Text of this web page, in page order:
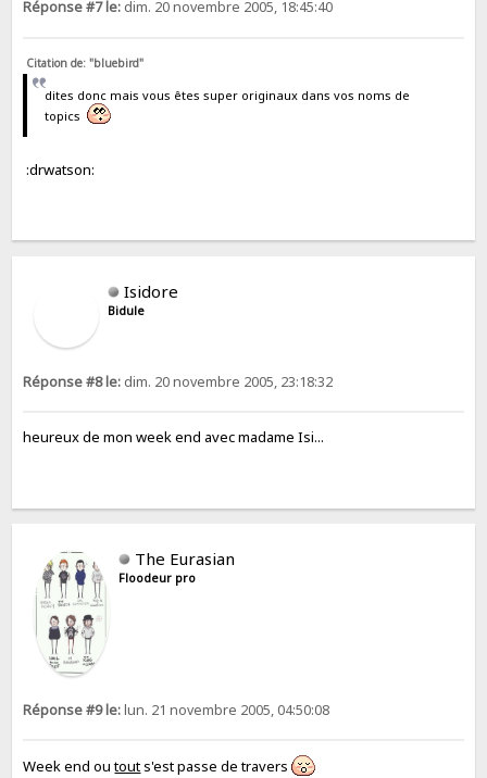
Réponse #7 le: dim. 20 novembre 2005, 18:45:40
Citation de: "bluebird"
dites donc mais vous êtes super originaux dans vos noms de
topics
:drwatson:
Isidore
Bidule
Réponse #8 le: dim. 20 novembre 2005, 23:18:32
heureux de mon week end avec madame Isi...
The Eurasian
Floodeur pro
Réponse #9 le:lun. 21 novembre 2005, 04:50:08
Week end outouts'est passe de travers